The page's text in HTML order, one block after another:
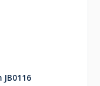
JB0116